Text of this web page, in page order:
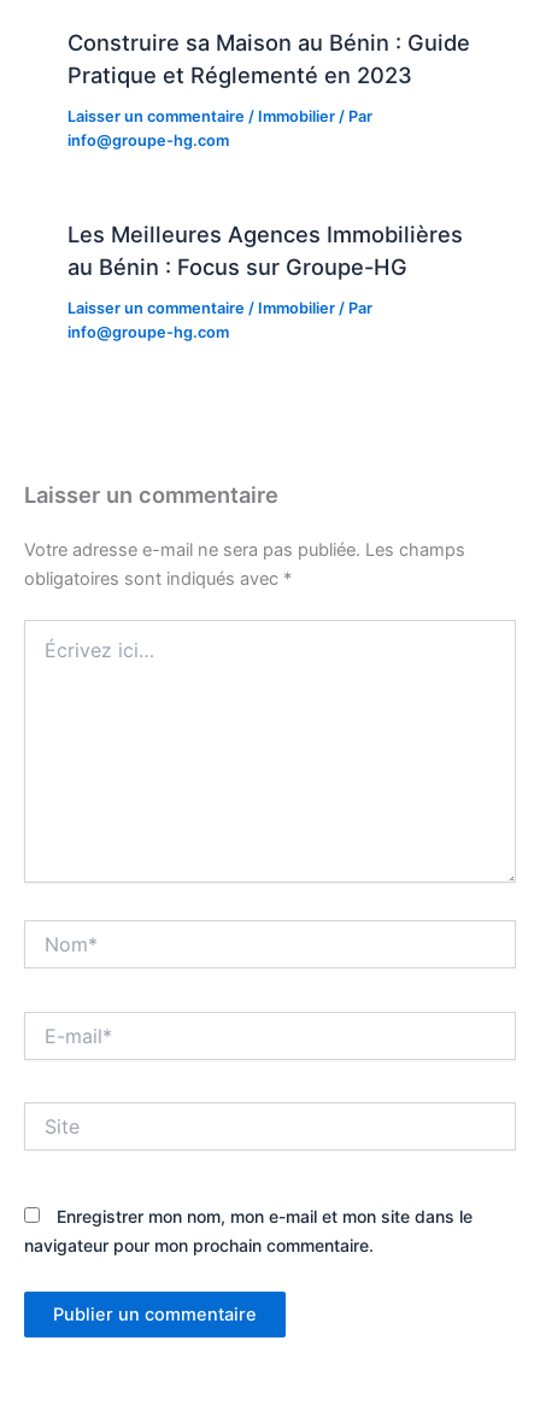
Construire sa Maison au Bénin : Guide
Pratique et Réglementé en 2023
Laisser un commentaire / Immobilier / Par
info@groupe-hg.com
Les Meilleures Agences Immobilières
au Bénin : Focus sur Groupe-HG
Laisser un commentaire / Immobilier / Par
info@groupe-hg.com
Laisser un commentaire
Votre adresse e-mail ne sera pas publiée. Les champs
obligatoires sont indiqués avec *
ici…
mail*
Enregistrer mon nom, mon e-mail et mon site dans le
navigateur pour mon prochain commentaire.